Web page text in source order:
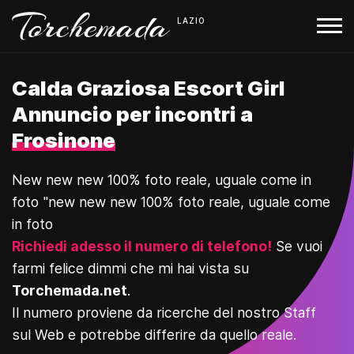
LAZIO
Calda Graziosa Escort Girl
Annuncio per incontri a
Frosinone
New new new 100% foto reale, uguale come in
foto "new new new 100% foto reale, uguale come
in foto
Richiedi adesso il numero di telefono! Se vuoi
farmi felice dimmi che mi hai vista su
Torchemada.net.
Il numero proviene da ricerche del nostro Staff
sul Web e potrebbe differire da quello reale.